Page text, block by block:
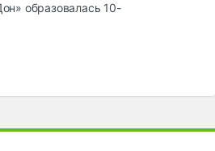
образовалась 10-